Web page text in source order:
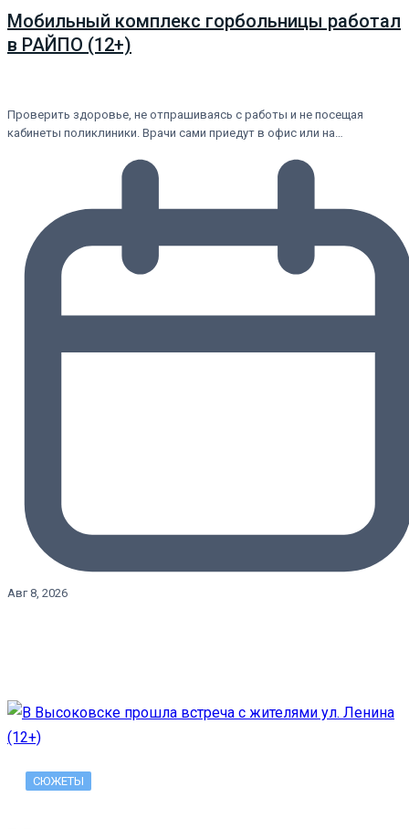
Мобильный комплекс горбольницы работал
в РАЙПО (12+)
Проверить здоровье, не отпрашиваясь с работы и не посещая
кабинеты поликлиники. Врачи сами приедут в офис или на…
Авг 8, 2026
СЮЖЕТЫ